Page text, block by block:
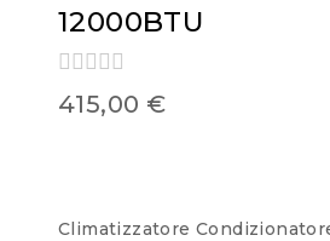
12000BTU
0
out
415,00 €
Climatizzatore